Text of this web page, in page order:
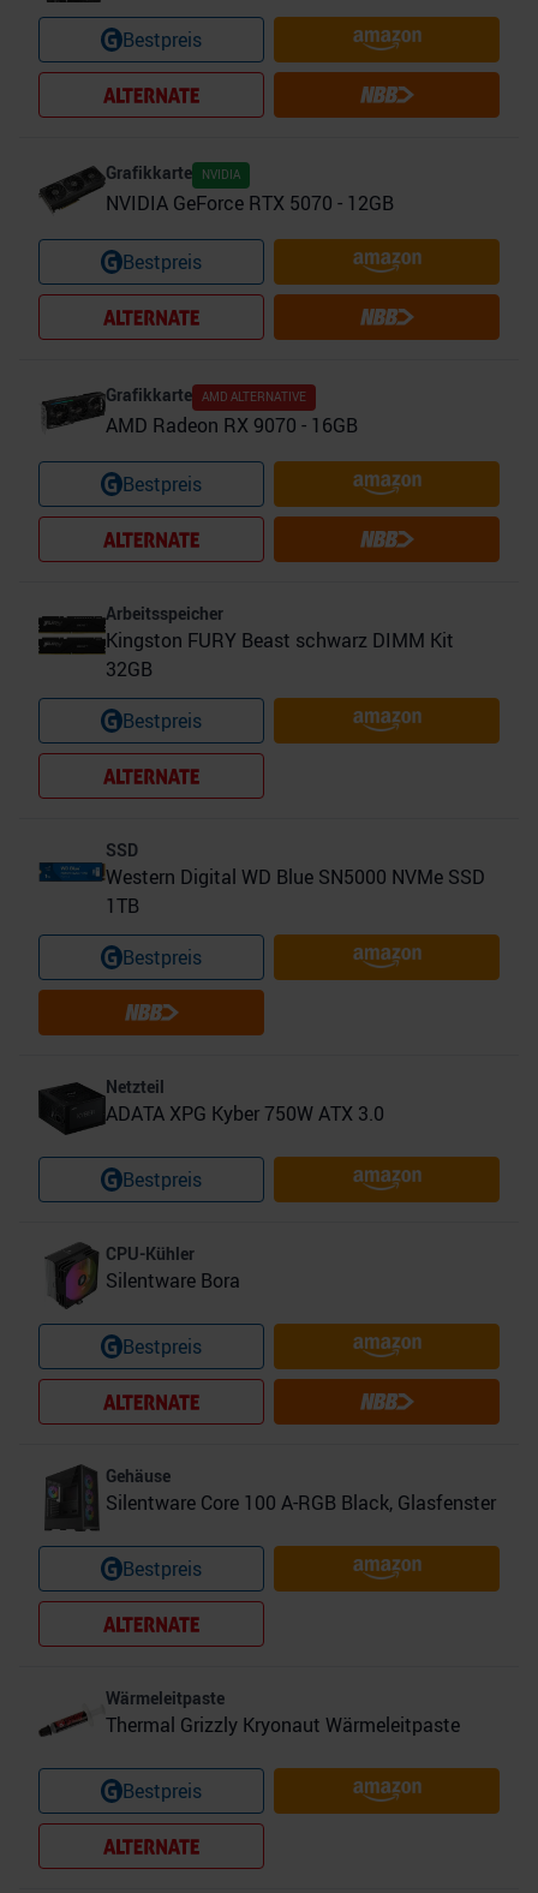
Bestpreis
Grafikkarte NVIDIA
NVIDIA GeForce RTX 5070 - 12GB
Bestpreis
Grafikkarte AMD ALTERNATIVE
AMD Radeon RX 9070 - 16GB
Bestpreis
Arbeitsspeicher
Kingston FURY Beast schwarz DIMM Kit
32GB
Bestpreis
SSD
Western Digital WD Blue SN5000 NVMe SSD
1TB
Bestpreis
Netzteil
ADATA XPG Kyber 750W ATX 3.0
Bestpreis
CPU-Kühler
Silentware Bora
Bestpreis
Gehäuse
Silentware Core 100 A-RGB Black, Glasfenster
Bestpreis
Wärmeleitpaste
Thermal Grizzly Kryonaut Wärmeleitpaste
Bestpreis